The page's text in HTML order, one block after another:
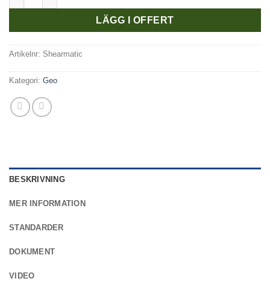
LÄGG I OFFERT
Artikelnr: Shearmatic
Kategori: Geo
BESKRIVNING
MER INFORMATION
STANDARDER
DOKUMENT
VIDEO